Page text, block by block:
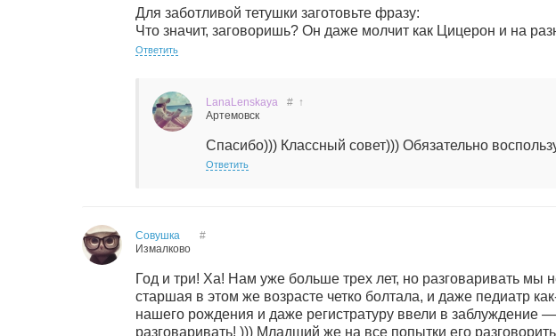
Для заботливой тетушки заготовьте фразу:
Что значит, заговоришь? Он даже молчит как Цицерон и на
Ответить
LanaLenskaya
Артемовск
# ↑
Спасибо))) Классный совет))) Обязательно
Ответить
Совушка
Измалково
#
Год и три! Ха! Нам уже больше трех лет, но разговаривать мы
старшая в этом же возрасте четко болтала, и даже педиатр
нашего рождения и даже регистратуру ввели в заблуждение
разговаривать! ))) Младший же на все попытки его